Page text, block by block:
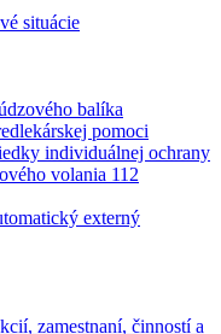
situácie
balíka
pomoci
individuálnej ochrany
volania 112
externý
zamestnaní, činností a